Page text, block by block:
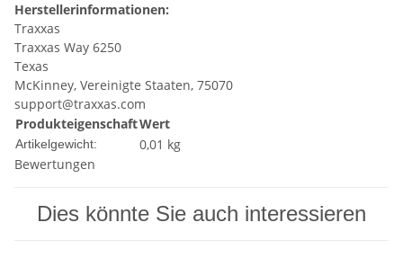
Herstellerinformationen:
Traxxas
Traxxas Way 6250
Texas
McKinney, Vereinigte Staaten, 75070
support@traxxas.com
ProdukteigenschaftWert
Artikelgewicht: 0,01 kg
Bewertungen
Dies könnte Sie auch interessieren